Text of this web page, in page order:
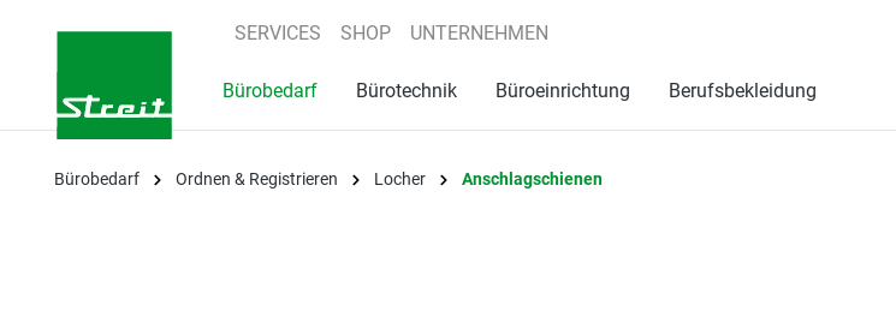
Zur Hauptnavigation springen
SERVICES SHOP UNTERNEHMEN
Bürobedarf Bürotechnik Büroeinrichtung Berufsbekleidung
Bürobedarf Ordnen & Registrieren Locher Anschlagschienen